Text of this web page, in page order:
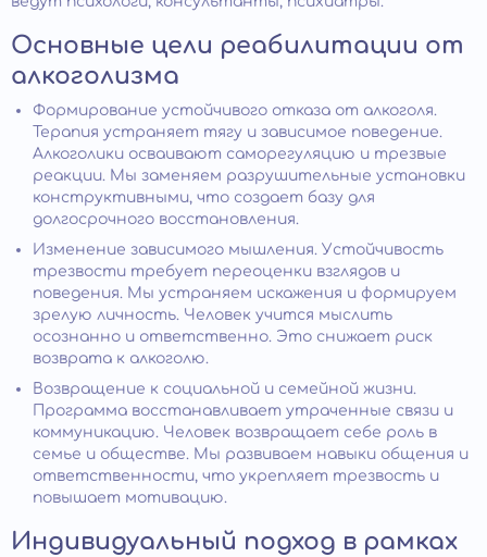
Основные цели реабилитации от
алкоголизма
Формирование устойчивого отказа от алкоголя.
Терапия устраняет тягу и зависимое поведение.
Алкоголики осваивают саморегуляцию и трезвые
реакции. Мы заменяем разрушительные установки
конструктивными, что создает базу для
долгосрочного восстановления.
Изменение зависимого мышления. Устойчивость
трезвости требует переоценки взглядов и
поведения. Мы устраняем искажения и формируем
зрелую личность. Человек учится мыслить
осознанно и ответственно. Это снижает риск
возврата к алкоголю.
Возвращение к социальной и семейной жизни.
Программа восстанавливает утраченные связи и
коммуникацию. Человек возвращает себе роль в
семье и обществе. Мы развиваем навыки общения и
ответственности, что укрепляет трезвость и
повышает мотивацию.
Индивидуальный подход в рамках